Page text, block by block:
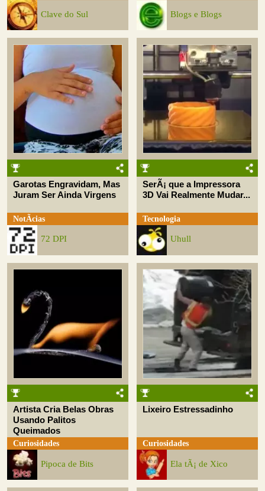
Clave do Sul Blogs e Blogs
Garotas Engravidam, Mas
Juram Ser Ainda Virgens
NotÃ­cias
72 DPI
SerÃ¡ que a Impressora
3D Vai Realmente Mudar...
Tecnologia
Uhull
Artista Cria Belas Obras
Usando Palitos
Queimados
Curiosidades
Pipoca de Bits
Lixeiro Estressadinho
Curiosidades
Ela tÃ¡ de Xico